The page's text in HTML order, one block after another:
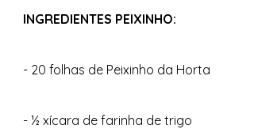
INGREDIENTES PEIXINHO:
- 20 folhas de Peixinho da Horta
- ½ xícara de farinha de trigo